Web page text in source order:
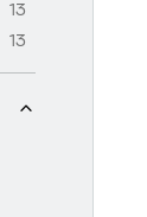
13
13